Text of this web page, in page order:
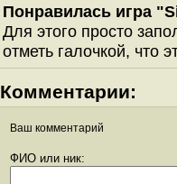
Понравилась игра
Для этого просто
отметь галочкой, что
Комментарии:
Ваш комментарий
ФИО или ник: